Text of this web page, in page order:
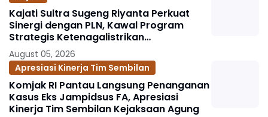
Kajati Sultra Sugeng Riyanta Perkuat
Sinergi dengan PLN, Kawal Program
Strategis Ketenagalistrikan
Berlandaskan Kepastian Hukum
August 05, 2026
Apresiasi Kinerja Tim Sembilan
Komjak RI Pantau Langsung Penanganan
Kasus Eks Jampidsus FA, Apresiasi
Kinerja Tim Sembilan Kejaksaan Agung